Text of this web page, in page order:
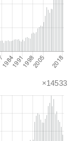
×14533